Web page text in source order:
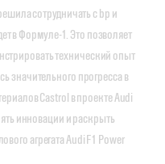
сотрудничать с bp и
в Формуле-1. Это позволяет
технический опыт
значительного прогресса в
Castrol в проекте Audi
инновации и раскрыть
агрегата Audi F1 Power